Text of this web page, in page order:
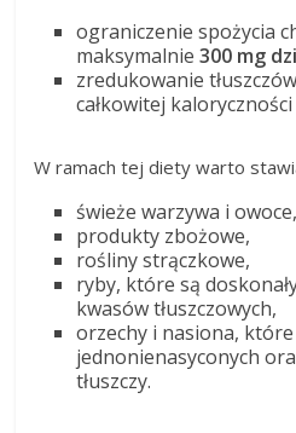
ograniczenie spożycia
maksymalnie300 mg
zredukowanie
całkowitej
W ramach tej diety warto
świeże warzywa i owoce,
produkty zbożowe,
rośliny strączkowe,
ryby, które są
kwasów tłuszczowych,
orzechy i nasiona,
jednonienasyconych
tłuszczy.